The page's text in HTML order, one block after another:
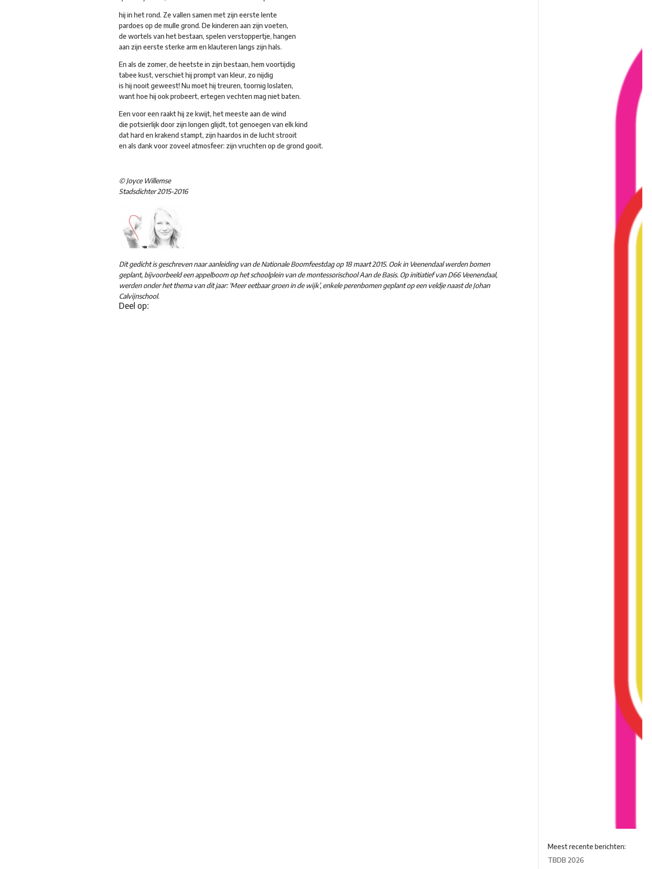
hij in het rond. Ze vallen samen met zijn eerste lente
pardoes op de mulle grond. De kinderen aan zijn voeten,
de wortels van het bestaan, spelen verstoppertje, hangen
aan zijn eerste sterke arm en klauteren langs zijn hals.
En als de zomer, de heetste in zijn bestaan, hem voortijdig
tabee kust, verschiet hij prompt van kleur, zo nijdig
is hij nooit geweest! Nu moet hij treuren, toornig loslaten,
want hoe hij ook probeert, ertegen vechten mag niet baten.
Een voor een raakt hij ze kwijt, het meeste aan de wind
die potsierlijk door zijn longen glijdt, tot genoegen van elk kind
dat hard en krakend stampt, zijn haardos in de lucht strooit
en als dank voor zoveel atmosfeer: zijn vruchten op de grond gooit.
© Joyce Willemse
Stadsdichter 2015-2016
Dit gedicht is geschreven naar aanleiding van de Nationale Boomfeestdag op 18 maart 2015. Ook in Veenendaal werden bomen
geplant, bijvoorbeeld een appelboom op het schoolplein van de montessorischool Aan de Basis. Op initiatief van D66 Veenendaal,
werden onder het thema van dit jaar: ‘Meer eetbaar groen in de wijk’, enkele perenbomen geplant op een veldje naast de Johan
Calvijnschool.
Deel op:
Meest recente berichten:
TBDB 2026